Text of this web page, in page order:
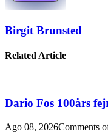
Birgit Brunsted
Related Article
Dario Fos 100års
Ago 08, 2026Comments